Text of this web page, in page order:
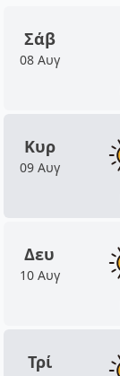
Σάβ
08 Αυγ
Κυρ
09 Αυγ
Δευ
10 Αυγ
Τρί